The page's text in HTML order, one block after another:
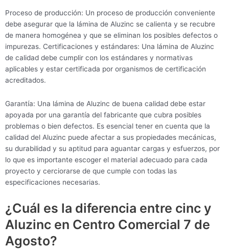
Proceso de producción: Un proceso de producción conveniente
debe asegurar que la lámina de Aluzinc se calienta y se recubre
de manera homogénea y que se eliminan los posibles defectos o
impurezas. Certificaciones y estándares: Una lámina de Aluzinc
de calidad debe cumplir con los estándares y normativas
aplicables y estar certificada por organismos de certificación
acreditados.
Garantía: Una lámina de Aluzinc de buena calidad debe estar
apoyada por una garantía del fabricante que cubra posibles
problemas o bien defectos. Es esencial tener en cuenta que la
calidad del Aluzinc puede afectar a sus propiedades mecánicas,
su durabilidad y su aptitud para aguantar cargas y esfuerzos, por
lo que es importante escoger el material adecuado para cada
proyecto y cerciorarse de que cumple con todas las
especificaciones necesarias.
¿Cuál es la diferencia entre cinc y
Aluzinc en Centro Comercial 7 de
Agosto?